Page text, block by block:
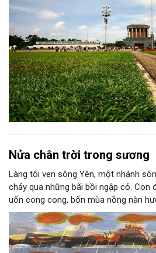
Nửa chân trời trong sương
Làng tôi ven sông Yên, một nhánh
chảy qua những bãi bồi ngập cỏ. Con
uốn cong cong, bốn mùa nồng nàn
hoàng hôn, khi nắng đã dịu xuống
lại thẫm màu như có ai vừa rắc lên